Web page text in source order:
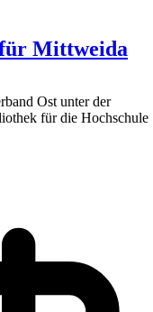
Mittweida
Ost unter der
für die Hochschule